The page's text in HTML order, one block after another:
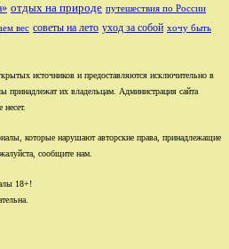
отдых на природе путешествия по России
вес советы на лето уход за собой хочу быть
источников и предоставляются исключительно в
принадлежат их владельцам. Администрация сайта
несет.
которые нарушают авторские права, принадлежащие
сообщите нам.
18+!